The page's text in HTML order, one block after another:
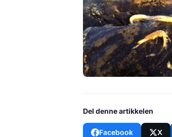
Del denne artikkelen
Facebook X